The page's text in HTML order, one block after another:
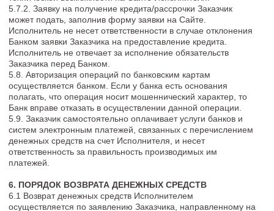
Исполнителя, методикой и содержанием услуг не является
основанием для возврата денежных средств и предъявлений
претензий по качеству.
8. ФОРС-МАЖОР
8.1. Стороны освобождаются от ответственности за полное
случае, если неисполнение обязательств явилось
следствием действий непреодолимой силы, а именно:
пожара, наводнения, землетрясения, забастовки, войны,
действий органов государственной власти или других
независящих от Сторон обстоятельств.
8.2. Сторона, которая не может выполнить обязательства по
Договору, должна своевременно, но не позднее 5 (пяти)
календарных дней после наступления обстоятельств
непреодолимой силы, письменно известить другую Сторону с
предоставлением обосновывающих документов, выданных
компетентными органами.
8.3. Стороны признают, что неплатежеспособность Заказчика,
отсутствие у Заказчика свободного времени по любым
поломка средства доступа к сети Интернет не являются
обстоятельствами непреодолимой силы (форс-мажорными
обстоятельствами).